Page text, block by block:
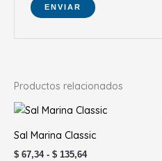
Productos relacionados
Sal Marina Classic
$ 67,34 - $ 135,64
Rango
precios:
desde